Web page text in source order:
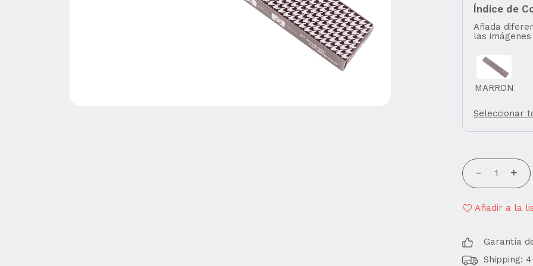
Índice de
Añada
las
MARRON
Seleccionar
Añadir a la
Garantía
Shipping: